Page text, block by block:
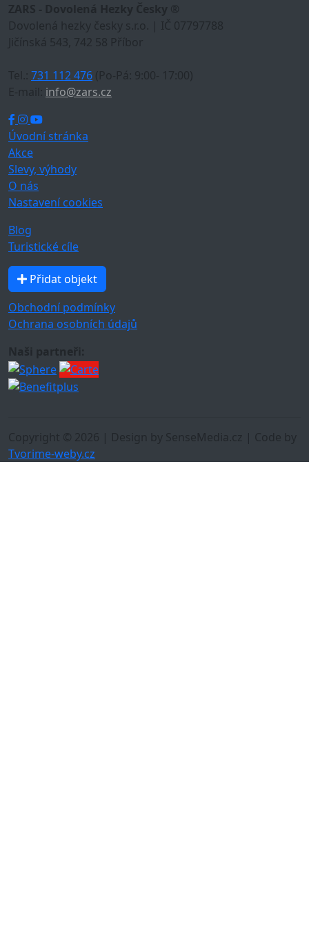
ZARS - Dovolená Hezky Česky ®
Dovolená hezky česky s.r.o. | IČ 07797788
Jičínská 543, 742 58 Příbor
Tel.: 731 112 476 (Po-Pá: 9:00- 17:00)
E-mail: info@zars.cz
Úvodní stránka
Akce
Slevy, výhody
O nás
Nastavení cookies
Blog
Turistické cíle
Přidat objekt
Obchodní podmínky
Ochrana osobních údajů
Naši partneři:
Copyright © 2026 | Design by SenseMedia.cz | Code by
Tvorime-weby.cz